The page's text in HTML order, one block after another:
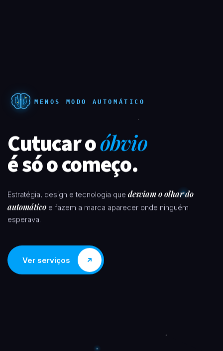
MENOS MODO AUTOMÁTICO
Cutucar oóbvio
é só o começo.
Estratégia, design e tecnologia quedesviam o olhar do
automático e fazem a marca aparecer onde ninguém
esperava.
Ver serviços